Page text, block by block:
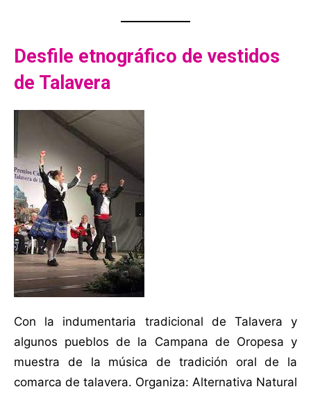
Desfile etnográfico de vestidos
de Talavera
Con la indumentaria tradicional de Talavera y
algunos pueblos de la Campana de Oropesa y
muestra de la música de tradición oral de la
comarca de talavera. Organiza: Alternativa Natural